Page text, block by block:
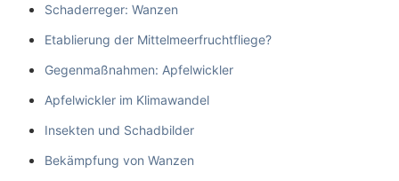
Schaderreger: Wanzen
Etablierung der Mittelmeerfruchtfliege?
Gegenmaßnahmen: Apfelwickler
Apfelwickler im Klimawandel
Insekten und Schadbilder
Bekämpfung von Wanzen